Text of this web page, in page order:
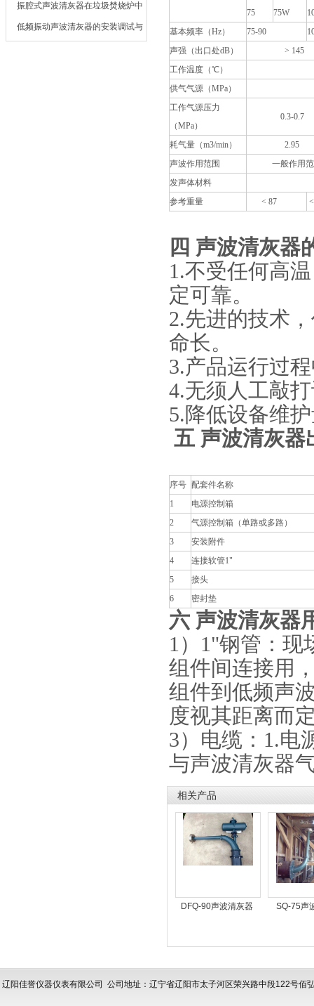
经济效益分析
振腔式声波清灰器在垃圾焚烧炉中
的应用
低频振动声波清灰器的安装调试与
75
75W
基本频率（Hz）
75-90
声强（出口处dB）
> 145
工作温度（℃）
供气气源（MPa）
工作气源压力
（MPa）
0.3-0.7
耗气量（m3/min）
2.95
声波作用范围
一般作用范围
发声体材料
参考重量
< 87
四 声波清灰器
1.不受任何高
定可靠。
2.先进的技术
命长。
3.产品运行过
4.无须人工敲
5.降低设备维
五 声波清灰器
序号 配套件名称
1
电源控制箱
2
气源控制箱（单路或多路）
3
安装附件
4
连接软管1"
5
接头
6
密封垫
六 声波清灰器
1）1"钢管： 现
组件间连接用
组件到低频声
度视其距离而
3）电缆：1.电
与声波清灰器
相关产品
DFQ-90声波清灰器 SQ-75声
辽阳佳誉仪器仪表有限公司 公司地址：辽宁省辽阳市太子河区荣兴路中段122号